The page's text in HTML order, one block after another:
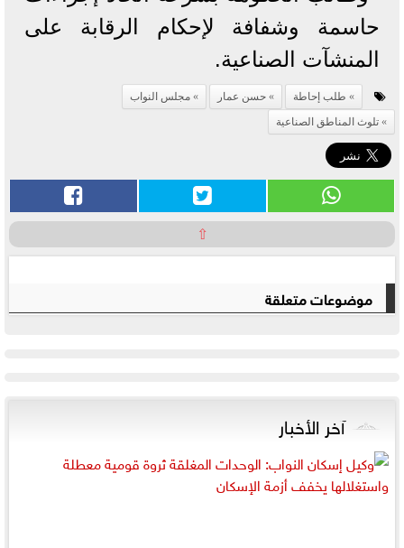
حاسمة وشفافة لإحكام الرقابة على
المنشآت الصناعية.
طلب إحاطة حسن عمار
مجلس النواب
تلوث المناطق الصناعية
⇧
موضوعات متعلقة
آخر الأخبار